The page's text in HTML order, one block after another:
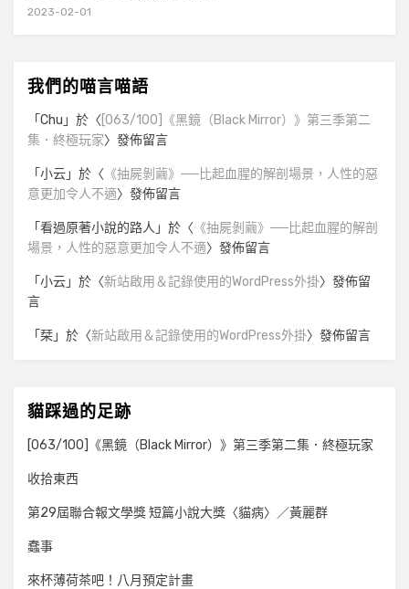
2023-02-01
我們的喵言喵語
「Chu 」於〈 [063/100]《黑鏡（Black Mirror）》第三季第二
集．終極玩家〉發佈留言
「小云」於〈 《抽屍剝繭》──比起血腥的解剖場景，人性的惡
意更加令人不適〉發佈留言
「看過原著小說的路人 」於〈 《抽屍剝繭》──比起血腥的解剖
場景，人性的惡意更加令人不適〉發佈留言
「小云」於〈新站啟用＆記錄使用的WordPress外掛〉發佈留
言
「栞」於〈新站啟用＆記錄使用的WordPress外掛〉發佈留言
貓踩過的足跡
[063/100]《黑鏡（Black Mirror）》第三季第二集．終極玩家
收拾東西
第29屆聯合報文學獎 短篇小說大獎〈貓病〉／黃麗群
蠢事
來杯薄荷茶吧！八月預定計畫